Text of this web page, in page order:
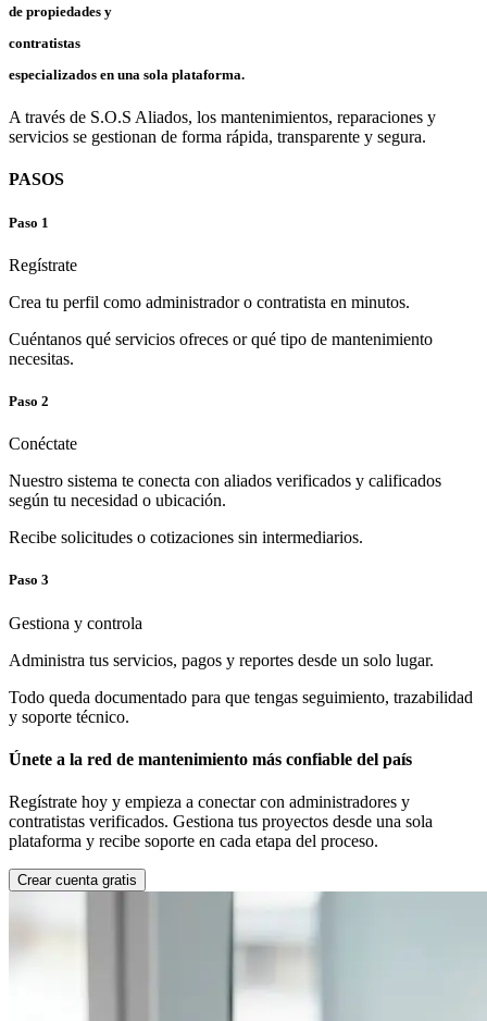
de propiedades y
contratistas
especializados en una sola plataforma.
A través de S.O.S Aliados, los mantenimientos, reparaciones y
servicios se gestionan de forma rápida, transparente y segura.
PASOS
Paso 1
Regístrate
Crea tu perfil como administradoro contratista en minutos.
Cuéntanos qué servicios ofreces or qué tipo de mantenimiento
necesitas.
Paso 2
Conéctate
Nuestro sistema te conecta con aliados verificados y calificados
según tu necesidad o ubicación.
Recibe solicitudes o cotizaciones sin intermediarios.
Paso 3
Gestiona y controla
Administra tus servicios, pagos y reportes desde un solo lugar.
Todo queda documentado para que tengas seguimiento, trazabilidad
y soporte técnico.
Únete a la red de mantenimiento más confiable del país
Regístrate hoy y empieza a conectar con administradores y
contratistas verificados. Gestiona tus proyectos desde una sola
plataforma y recibe soporte en cada etapa del proceso.
Crear cuenta gratis